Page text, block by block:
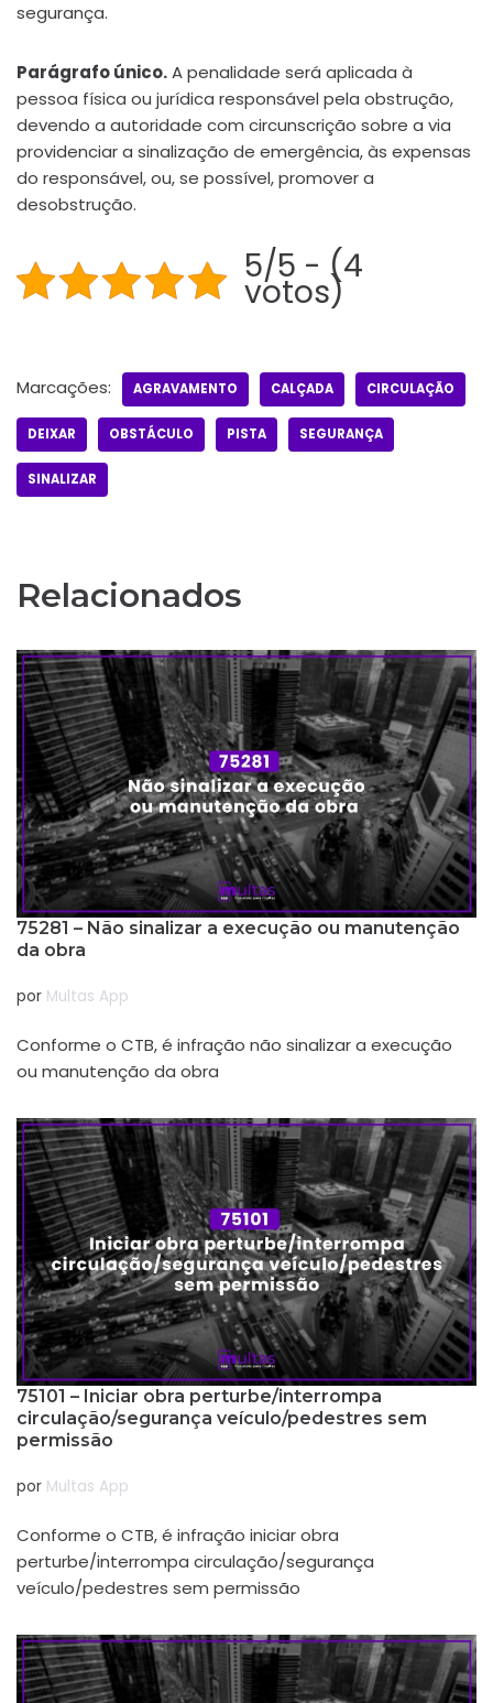
segurança.
Parágrafo único.A penalidade será aplicada à
pessoa física ou jurídica responsável pela obstrução,
devendo a autoridade com circunscrição sobre a via
providenciar a sinalização de emergência, às expensas
do responsável, ou, se possível, promover a
desobstrução.
5/5 - (4
votos)
Marcações: AGRAVAMENTO CALÇADA CIRCULAÇÃO
DEIXAR OBSTÁCULO PISTA SEGURANÇA
SINALIZAR
Relacionados
75281 – Não sinalizar a execução ou manutenção
da obra
por Multas App
Conforme o CTB, é infração não sinalizar a execução
ou manutenção da obra
75101 – Iniciar obra perturbe/interrompa
circulação/segurança veículo/pedestres sem
permissão
por Multas App
Conforme o CTB, é infração iniciar obra
perturbe/interrompa circulação/segurança
veículo/pedestres sem permissão